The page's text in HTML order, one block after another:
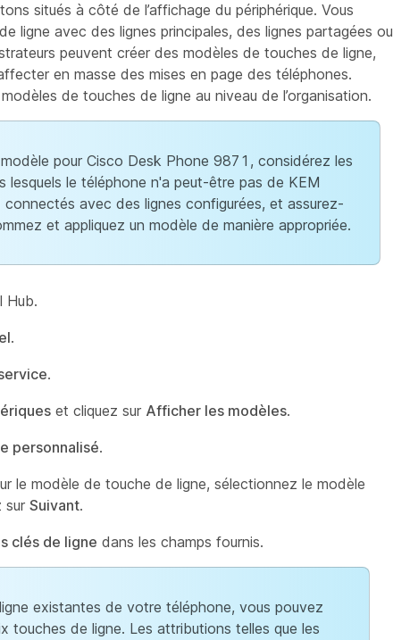
situés à côté de l’affichage du périphérique. Vous
ligne avec des lignes principales, des lignes partagées ou
peuvent créer des modèles de touches de ligne,
en masse des mises en page des téléphones.
de touches de ligne au niveau de l’organisation.
pour Cisco Desk Phone 9871, considérez les
lesquels le téléphone n'a peut-être pas de KEM
avec des lignes configurées, et assurez-
et appliquez un modèle de manière appropriée.
Hub.
.
.
et cliquez sur Afficher les modèles.
personnalisé.
le modèle de touche de ligne, sélectionnez le modèle
sur Suivant.
clés de ligne dans les champs fournis.
existantes de votre téléphone, vous pouvez
touches de ligne. Les attributions telles que les